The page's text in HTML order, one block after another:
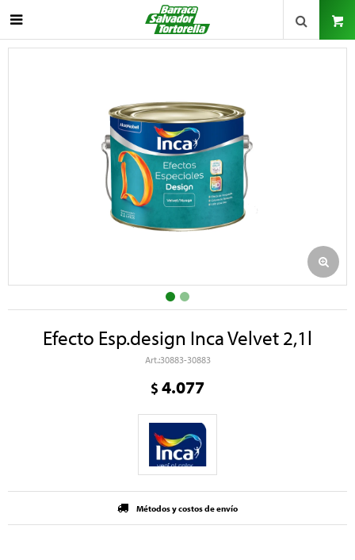

Efecto Esp.design Inca Velvet 2,1l
30883-30883
$ 4.077
Métodos y costos de envío